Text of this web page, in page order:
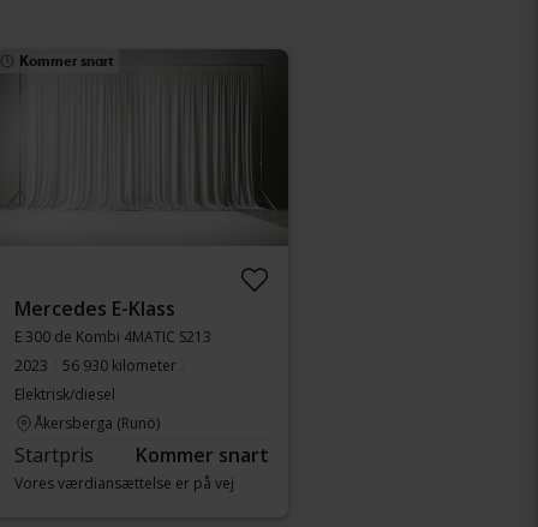
Kommer snart
Mercedes E-Klass
E 300 de Kombi 4MATIC S213
2023
56 930 kilometer
Elektrisk/diesel
Åkersberga (Runö)
Startpris Kommer snart
Vores værdiansættelse er på vej